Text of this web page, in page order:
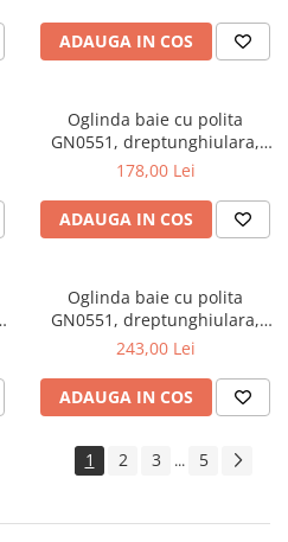
ADAUGA IN COS
Oglinda baie cu polita
GN0551, dreptunghiulara,
PAL, 50 cm, alb
178,00 Lei
ADAUGA IN COS
Oglinda baie cu polita
GN0551, dreptunghiulara,
PAL, 80 cm, alb
243,00 Lei
ADAUGA IN COS
1 2 3 ... 5